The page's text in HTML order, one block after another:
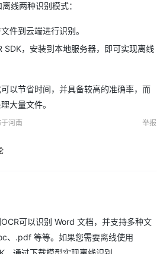
线两种识别模式：
件到云端进行识别。
SDK，安装到本地服务器，即可实现离线
以节省时间，并具备较高的准确率，而
大量文件。
河南 举报
可以识别 Word 文档，并支持多种文
、.pdf 等等。如果您需要离线使用